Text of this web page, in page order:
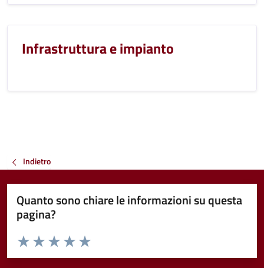
Infrastruttura e impianto
Indietro
Quanto sono chiare le informazioni su questa
pagina?
Valuta da 1 a 5 stelle la pagina
Valuta 5 stelle su 5
Valuta 4 stelle su 5
Valuta 3 stelle su 5
Valuta 2 stelle su 5
Valuta 1 stelle su 5